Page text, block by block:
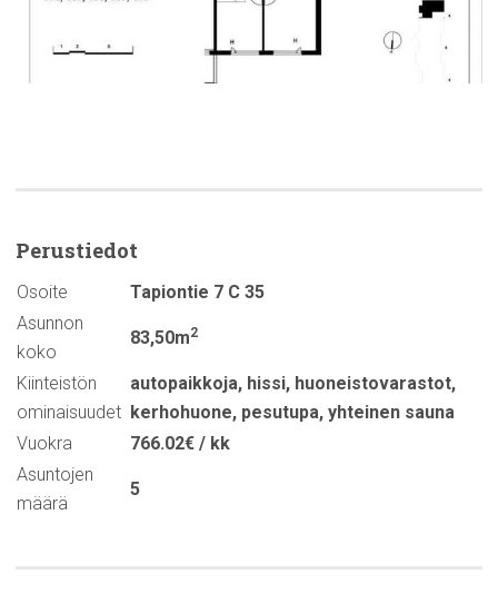
Perustiedot
Osoite
Tapiontie 7 C 35
Asunnon
koko
83,50m2
Kiinteistön
ominaisuudet
autopaikkoja, hissi, huoneistovarastot,
kerhohuone, pesutupa, yhteinen sauna
Vuokra
766.02€ / kk
Asuntojen
määrä
5